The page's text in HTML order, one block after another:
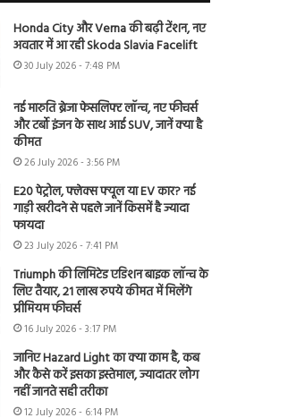
Honda City और Verna की बढ़ी टेंशन, नए
अवतार में आ रही Skoda Slavia Facelift
30 July 2026 - 7:48 PM
नई मारुति ब्रेजा फेसलिफ्ट लॉन्च, नए फीचर्स
और टर्बो इंजन के साथ आई SUV, जानें क्या है
कीमत
26 July 2026 - 3:56 PM
E20 पेट्रोल, फ्लेक्स फ्यूल या EV कार? नई
गाड़ी खरीदने से पहले जानें किसमें है ज्यादा
फायदा
23 July 2026 - 7:41 PM
Triumph की लिमिटेड एडिशन बाइक लॉन्च के
लिए तैयार, 21 लाख रुपये कीमत में मिलेंगे
प्रीमियम फीचर्स
16 July 2026 - 3:17 PM
जानिए Hazard Light का क्या काम है, कब
और कैसे करें इसका इस्तेमाल, ज्यादातर लोग
नहीं जानते सही तरीका
12 July 2026 - 6:14 PM